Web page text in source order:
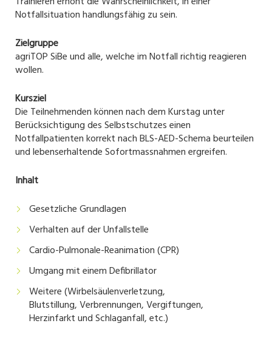
Notfallsituation handlungsfähig zu sein.
Zielgruppe
agriTOP SiBe und alle, welche im Notfall richtig reagieren
wollen.
Kursziel
Die Teilnehmenden können nach dem Kurstag unter
Berücksichtigung des Selbstschutzes einen
Notfallpatienten korrekt nach BLS-AED-Schema beurteilen
und lebenserhaltende Sofortmassnahmen ergreifen.
Inhalt
Gesetzliche Grundlagen
Verhalten auf der Unfallstelle
Cardio-Pulmonale-Reanimation (CPR)
Umgang mit einem Defibrillator
Weitere (Wirbelsäulenverletzung,
Blutstillung, Verbrennungen, Vergiftungen,
Herzinfarkt und Schlaganfall, etc.)